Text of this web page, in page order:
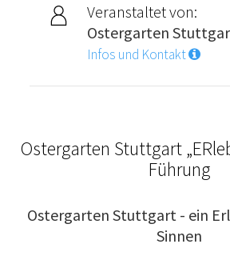
Veranstaltet von:
Ostergarten
Infos und Kontakt
Ostergarten Stuttgart
Führung
Ostergarten Stuttgart - ein
Sinnen